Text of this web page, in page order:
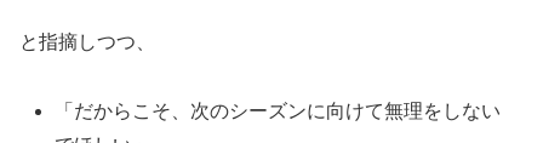
と指摘しつつ、
「だからこそ、次のシーズンに向けて無理をしない